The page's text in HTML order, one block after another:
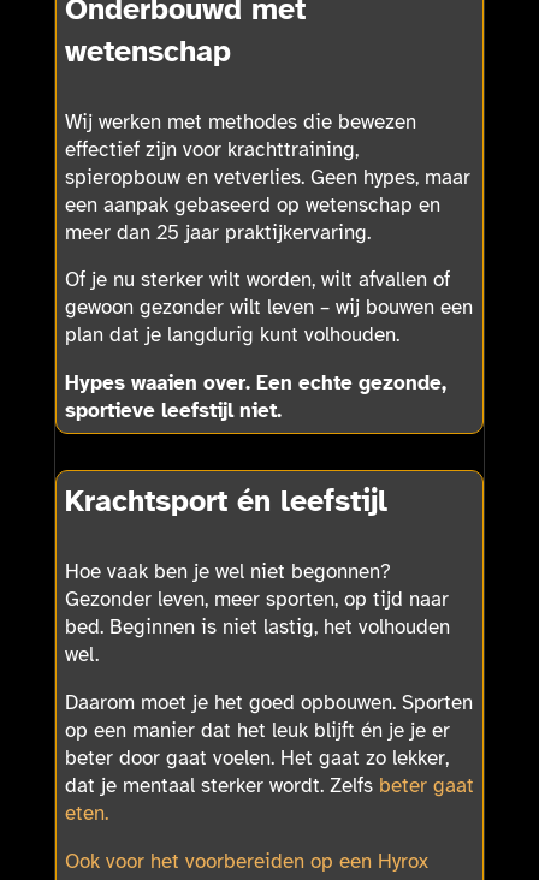
Onderbouwd met
wetenschap
Wij werken met methodes die bewezen
effectief zijn voor krachttraining,
spieropbouw en vetverlies. Geen hypes, maar
een aanpak gebaseerd op wetenschap en
meer dan 25 jaar praktijkervaring.
Of je nu sterker wilt worden, wilt afvallen of
gewoon gezonder wilt leven – wij bouwen een
plan dat je langdurig kunt volhouden.
Hypes waaien over. Een echte gezonde,
sportieve leefstijl niet.
Krachtsport én leefstijl
Hoe vaak ben je wel niet begonnen?
Gezonder leven, meer sporten, op tijd naar
bed. Beginnen is niet lastig, het volhouden
wel.
Daarom moet je het goed opbouwen. Sporten
op een manier dat het leuk blijft én je je er
beter door gaat voelen. Het gaat zo lekker,
dat je mentaal sterker wordt. Zelfs beter gaat
eten.
Ook voor het voorbereiden op een Hyrox